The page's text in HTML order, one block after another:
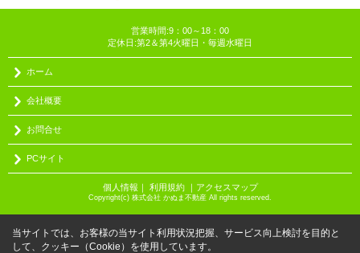
営業時間:9：00～18：00
定休日:第2＆第4火曜日・毎週水曜日
ホーム
会社概要
お問合せ
PCサイト
個人情報 利用規約｜ アクセスマップ
Copyright(c) 株式会社 かぬま不動産 All rights reserved.
当サイトでは、お客様の当サイト利用状況把握、サービス向上検討を目的と
して、クッキー（Cookie）を使用しています。